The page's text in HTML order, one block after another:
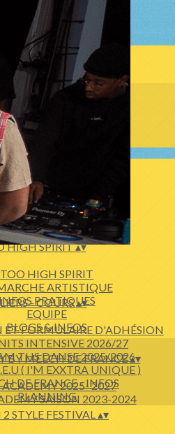
HIGH SPIRIT▴▾
TOO HIGH SPIRIT
ARTISTIQUE
PRATIQUES
EQUIPE
BLOGS & INFOS
- COURS▴▾
ET FORMULAIRE D'ADHÉSION
INTENSIVE 2026/27
THS DANSE 2025/2026
( I'M EXXTRA UNIQUE )
DE FRANCE - INFOS
PLANNING
BY MEECH DE FRANCE▴▾
2025- 2027
SAISON 2023-2024
2 STYLE FESTIVAL▴▾